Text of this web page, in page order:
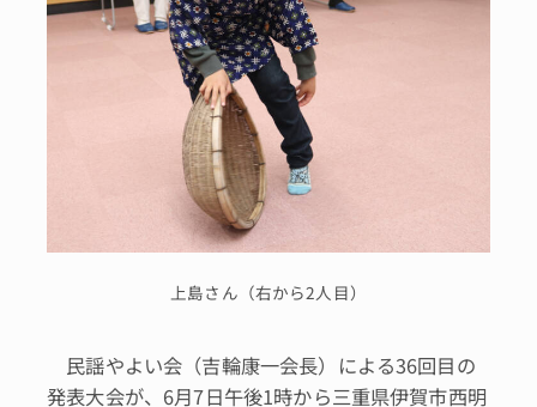
上島さん（右から2人目）
民謡やよい会（吉輪康一会長）による36回目の
発表大会が、6月7日午後1時から三重県伊賀市西明